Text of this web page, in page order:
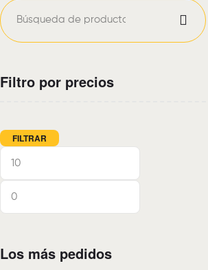
Filtro por precios
FILTRAR
Los más pedidos